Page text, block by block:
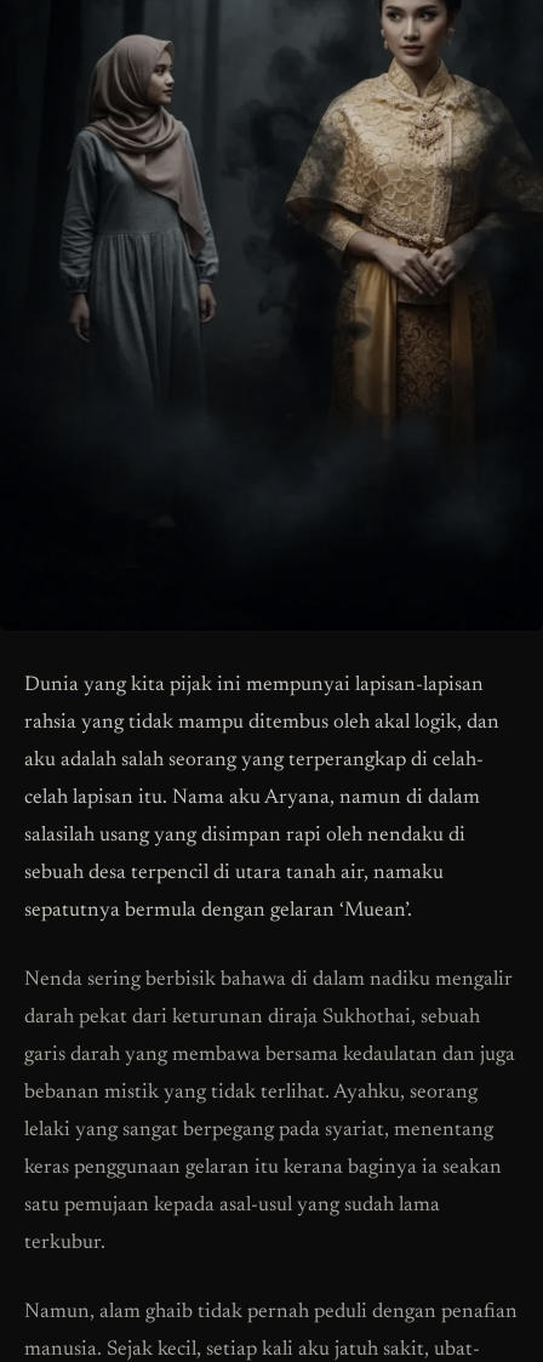
Dunia yang kita pijak ini mempunyai lapisan-lapisan
rahsia yang tidak mampu ditembus oleh akal logik, dan
aku adalah salah seorang yang terperangkap di celah-
celah lapisan itu. Nama aku Aryana, namun di dalam
salasilah usang yang disimpan rapi oleh nendaku di
sebuah desa terpencil di utara tanah air, namaku
sepatutnya bermula dengan gelaran ‘Muean’.
Nenda sering berbisik bahawa di dalam nadiku mengalir
darah pekat dari keturunan diraja Sukhothai, sebuah
garis darah yang membawa bersama kedaulatan dan juga
bebanan mistik yang tidak terlihat. Ayahku, seorang
lelaki yang sangat berpegang pada syariat, menentang
keras penggunaan gelaran itu kerana baginya ia seakan
satu pemujaan kepada asal-usul yang sudah lama
terkubur.
Namun, alam ghaib tidak pernah peduli dengan penafian
manusia. Sejak kecil, setiap kali aku jatuh sakit, ubat-